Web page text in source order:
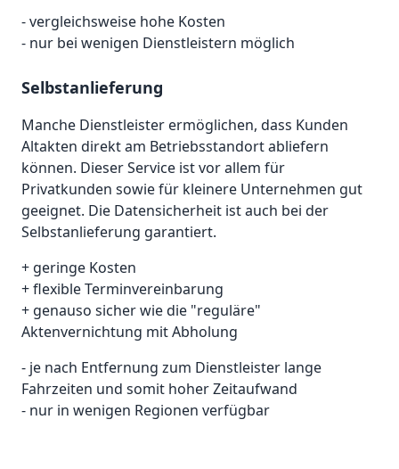
- vergleichsweise hohe Kosten
- nur bei wenigen Dienstleistern möglich
Selbstanlieferung
Manche Dienstleister ermöglichen, dass Kunden
Altakten direkt am Betriebsstandort abliefern
können. Dieser Service ist vor allem für
Privatkunden sowie für kleinere Unternehmen gut
geeignet. Die Datensicherheit ist auch bei der
Selbstanlieferung garantiert.
+ geringe Kosten
+ flexible Terminvereinbarung
+ genauso sicher wie die "reguläre"
Aktenvernichtung mit Abholung
- je nach Entfernung zum Dienstleister lange
Fahrzeiten und somit hoher Zeitaufwand
- nur in wenigen Regionen verfügbar